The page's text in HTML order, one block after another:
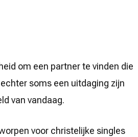
om een partner te vinden die
soms een uitdaging zijn
van vandaag.
voor christelijke singles